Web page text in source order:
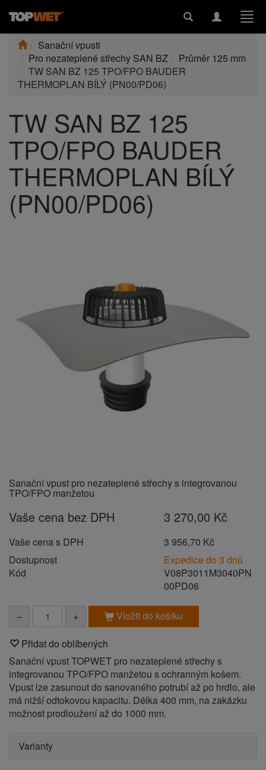
Toggle
Toggle
Sanační vpusti
Pro nezateplené střechy SAN BZ
Průměr 125 mm
TW SAN BZ 125 TPO/FPO BAUDER
THERMOPLAN BÍLÝ (PN00/PD06)
TW SAN BZ 125
TPO/FPO BAUDER
THERMOPLAN BÍLÝ
(PN00/PD06)
Sanační vpust pro nezateplené střechy s integrovanou
TPO/FPO manžetou
Vaše cena bez DPH 3 270,00 Kč
Vaše cena s DPH
3 956,70 Kč
Dostupnost
Expedice do 3 dnů
Kód
V08P3011M3040PN
00PD06
− + Vložit do košíku
Přidat do oblíbených
Sanační vpust TOPWET pro nezateplené střechy s
integrovanou TPO/FPO manžetou s ochranným košem.
Vpust lze zasunout do sanovaného potrubí až po hrdlo, ale
má nižší odtokovou kapacitu. Délka 400 mm, na zakázku
možnost prodloužení až do 1000 mm.
Varianty